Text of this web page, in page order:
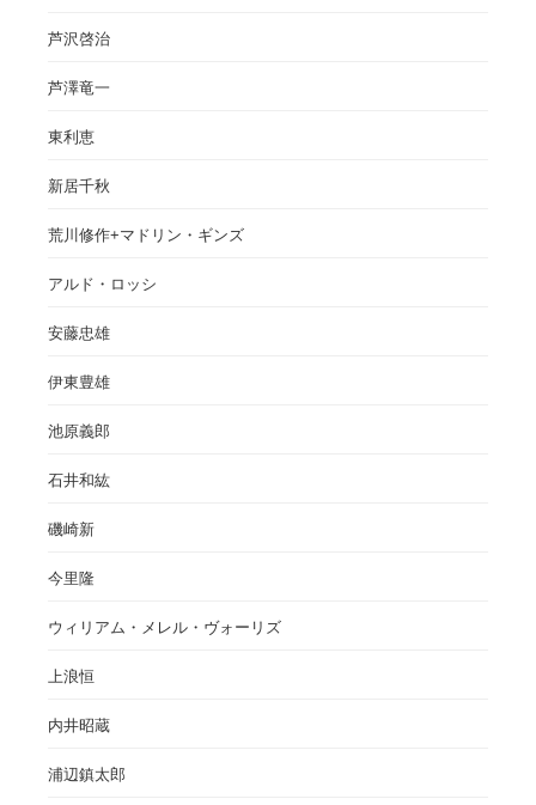
芦沢啓治
芦澤竜一
東利恵
新居千秋
荒川修作+マドリン・ギンズ
アルド・ロッシ
安藤忠雄
伊東豊雄
池原義郎
石井和紘
磯崎新
今里隆
ウィリアム・メレル・ヴォーリズ
上浪恒
内井昭蔵
浦辺鎮太郎